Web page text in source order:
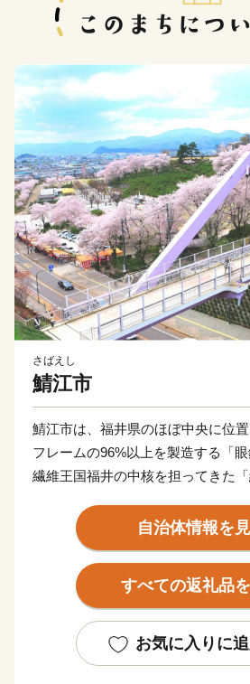
さばえし
鯖江市
鯖江市は、福井県のほぼ中央に位
フレームの96%以上を製造する「眼
繊維王国福井の中核を担ってきた
器産業」、そして、近年はIT産業
「ものづくりのまち」です。
近年では長年のメガネ製造で培っ
し、医療やスマートグラス等の分
あり、近松門左衛門が幼少期を過
しのぶ街並みが残っています。ま
自治体情報を
すべての返礼品
お気に入りに